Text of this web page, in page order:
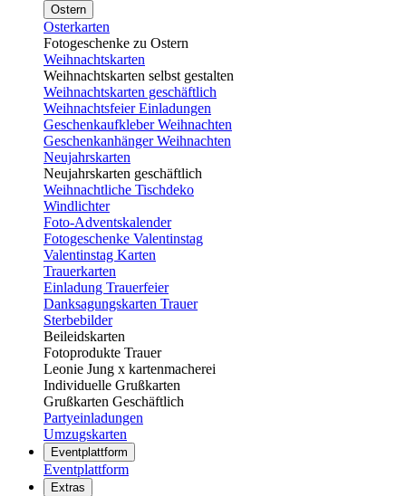
Ostern
Osterkarten
Fotogeschenke zu Ostern
Weihnachtskarten
Weihnachtskarten selbst gestalten
Weihnachtskarten geschäftlich
Weihnachtsfeier Einladungen
Geschenkaufkleber Weihnachten
Geschenkanhänger Weihnachten
Neujahrskarten
Neujahrskarten geschäftlich
Weihnachtliche Tischdeko
Windlichter
Foto-Adventskalender
Fotogeschenke Valentinstag
Valentinstag Karten
Trauerkarten
Einladung Trauerfeier
Danksagungskarten Trauer
Sterbebilder
Beileidskarten
Fotoprodukte Trauer
Leonie Jung x kartenmacherei
Individuelle Grußkarten
Grußkarten Geschäftlich
Partyeinladungen
Umzugskarten
Eventplattform
Eventplattform
Extras